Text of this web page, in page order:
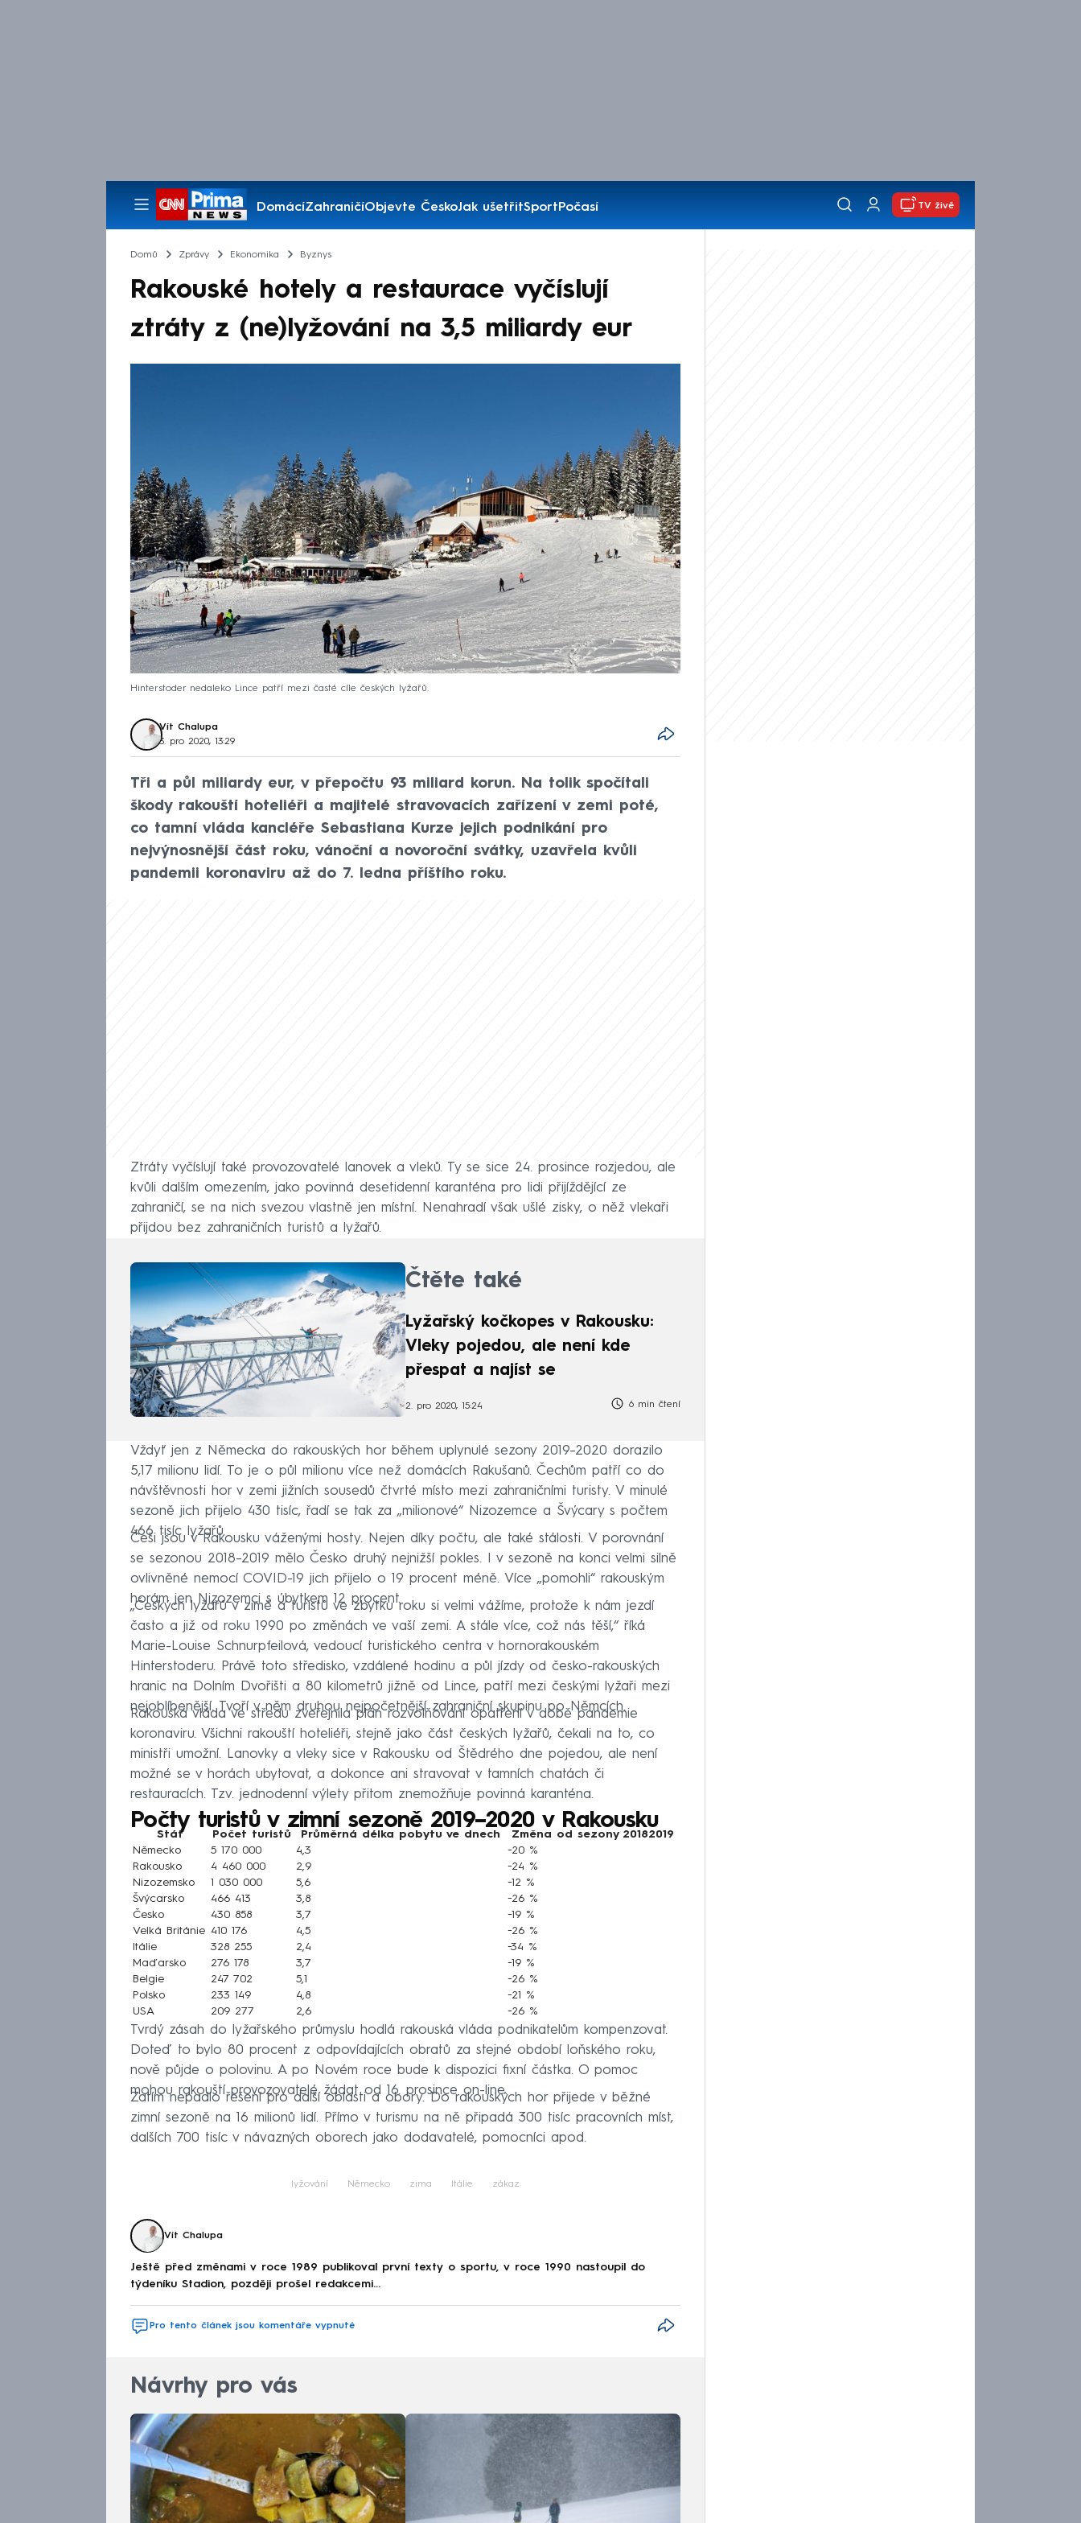
DomácíZahraničíObjevte ČeskoJak ušetřitSportPočasí
Pořady
TV živě
Domů Zprávy Ekonomika Byznys
Rakouské hotely a restaurace vyčíslují
ztráty z (ne)lyžování na 3,5 miliardy eur
Hinterstoder nedaleko Lince patří mezi časté cíle českých lyžařů.
Vít Chalupa
3. pro 2020, 13:29
Tři a půl miliardy eur, v přepočtu 93 miliard korun. Na tolik spočítali
škody rakouští hoteliéři a majitelé stravovacích zařízení v zemi poté,
co tamní vláda kancléře Sebastiana Kurze jejich podnikání pro
nejvýnosnější část roku, vánoční a novoroční svátky, uzavřela kvůli
pandemii koronaviru až do 7. ledna příštího roku.
Ztráty vyčíslují také provozovatelé lanovek a vleků. Ty se sice 24. prosince rozjedou, ale
kvůli dalším omezením, jako povinná desetidenní karanténa pro lidi přijíždějící ze
zahraničí, se na nich svezou vlastně jen místní. Nenahradí však ušlé zisky, o něž vlekaři
přijdou bez zahraničních turistů a lyžařů.
Čtěte také
Lyžařský kočkopes v Rakousku:
Vleky pojedou, ale není kde
přespat a najíst se
2. pro 2020, 15:24 6 min čtení
Vždyť jen z Německa do rakouských hor během uplynulé sezony 2019–2020 dorazilo
5,17 milionu lidí. To je o půl milionu více než domácích Rakušanů. Čechům patří co do
návštěvnosti hor v zemi jižních sousedů čtvrté místo mezi zahraničními turisty. V minulé
sezoně jich přijelo 430 tisíc, řadí se tak za „milionové“ Nizozemce a Švýcary s počtem
466 tisíc lyžařů.
Češi jsou v Rakousku váženými hosty. Nejen díky počtu, ale také stálosti. V porovnání
se sezonou 2018–2019 mělo Česko druhý nejnižší pokles. I v sezoně na konci velmi silně
ovlivněné nemocí COVID-19 jich přijelo o 19 procent méně. Více „pomohli“ rakouským
horám jen Nizozemci s úbytkem 12 procent.
„Českých lyžařů v zimě a turistů ve zbytku roku si velmi vážíme, protože k nám jezdí
často a již od roku 1990 po změnách ve vaší zemi. A stále více, což nás těší,“ říká
Marie-Louise Schnurpfeilová, vedoucí turistického centra v hornorakouském
Hinterstoderu. Právě toto středisko, vzdálené hodinu a půl jízdy od česko-rakouských
hranic na Dolním Dvořišti a 80 kilometrů jižně od Lince, patří mezi českými lyžaři mezi
nejoblíbenější. Tvoří v něm druhou nejpočetnější zahraniční skupinu po Němcích.
Rakouská vláda ve středu zveřejnila plán rozvolňování opatření v době pandemie
koronaviru. Všichni rakouští hoteliéři, stejně jako část českých lyžařů, čekali na to, co
ministři umožní. Lanovky a vleky sice v Rakousku od Štědrého dne pojedou, ale není
možné se v horách ubytovat, a dokonce ani stravovat v tamních chatách či
restauracích. Tzv. jednodenní výlety přitom znemožňuje povinná karanténa.
Počty turistů v zimní sezoně 2019–2020 v Rakousku
Stát Počet turistů Průměrná délka pobytu ve dnech
Změna od sezony 20182019
Německo
5 170 000 4,3
−20 %
Rakousko
4 460 000 2,9
−24 %
Nizozemsko
1 030 000 5,6
−12 %
Švýcarsko
466 413 3,8
−26 %
Česko
430 858 3,7
−19 %
Velká Británie 410 176 4,5
−26 %
Itálie
328 255 2,4
−34 %
Maďarsko
276 178 3,7
−19 %
Belgie
247 702 5,1
−26 %
Polsko
233 149 4,8
−21 %
USA
209 277 2,6 −26 %
Tvrdý zásah do lyžařského průmyslu hodlá rakouská vláda podnikatelům kompenzovat.
Doteď to bylo 80 procent z odpovídajících obratů za stejné období loňského roku,
nově půjde o polovinu. A po Novém roce bude k dispozici fixní částka. O pomoc
mohou rakouští provozovatelé žádat od 16. prosince on-line.
Zatím nepadlo řešení pro další oblasti a obory. Do rakouských hor přijede v běžné
zimní sezoně na 16 milionů lidí. Přímo v turismu na ně připadá 300 tisíc pracovních míst,
dalších 700 tisíc v návazných oborech jako dodavatelé, pomocníci apod.
lyžování Německo zima Itálie zákaz
Vít Chalupa
Ještě před změnami v roce 1989 publikoval první texty o sportu, v roce 1990 nastoupil do
týdeníku Stadion, později prošel redakcemi...
Pro tento článek jsou komentáře vypnuté
Návrhy pro vás